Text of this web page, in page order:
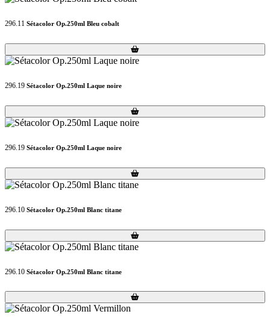
296.11 Sétacolor Op.250ml Bleu cobalt
Loading...
Loading...
296.19 Sétacolor Op.250ml Laque noire
Loading...
Loading...
296.19 Sétacolor Op.250ml Laque noire
Loading...
Loading...
296.10 Sétacolor Op.250ml Blanc titane
Loading...
Loading...
296.10 Sétacolor Op.250ml Blanc titane
Loading...
Loading...